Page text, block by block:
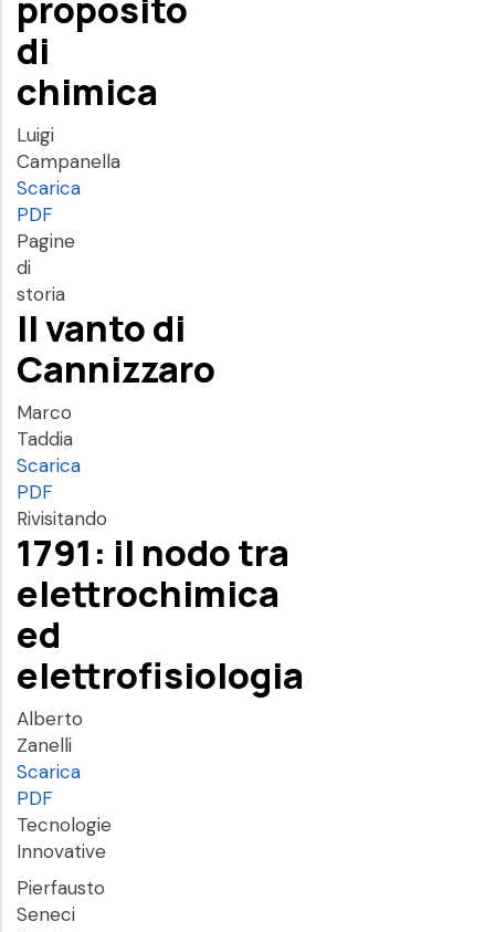
di
chimica
Luigi
Campanella
Scarica
PDF
Pagine
di
storia
Il vanto di
Cannizzaro
Marco
Taddia
Scarica
PDF
Rivisitando
1791: il nodo tra
elettrochimica
ed
elettrofisiologia
Alberto
Zanelli
Scarica
PDF
Tecnologie
Innovative
Pierfausto
Seneci